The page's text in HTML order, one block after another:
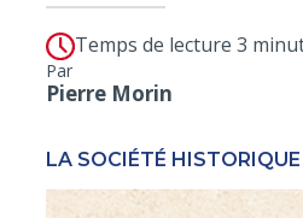
Temps de lecture 3
Par
Pierre Morin
LA SOCIÉTÉ